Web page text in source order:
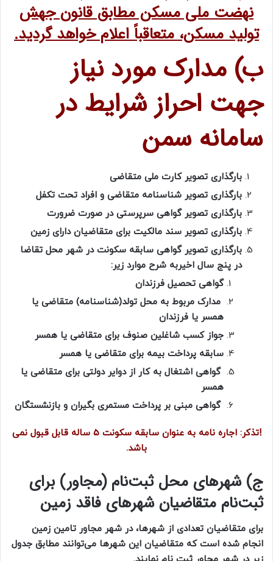
نهضت ملی مسکن مطابق قانون جهش
تولید مسکن، متعاقباً اعلام خواهد گردید.
ب) مدارک مورد نیاز
جهت احراز شرایط در
سامانه سمن
بارگذاری تصویر کارت ملی متقاضی
بارگذاری تصویر شناسنامه متقاضی و افراد تحت تکفل
بارگذاری تصویر گواهی سرپرستی در صورت ضرورت
بارگذاری تصویر سند مالکیت برای متقاضیان دارای زمین
بارگذاری تصویر گواهی سابقه سکونت در شهر محل تقاضا
در پنج سال اخیربه شرح موارد زیر:
گواهی تحصیل فرزندان
مدارک مربوط به محل تولد(شناسنامه) متقاضی یا
همسر یا فرزندان
جواز کسب شاغلین صنوف برای متقاضی یا همسر
سابقه پرداخت بیمه برای متقاضی یا همسر
گواهی اشتغال به کار از دوایر دولتی برای متقاضی یا
همسر
گواهی مبنی بر پرداخت مستمری بگیران و بازنشستگان
!تذکر: اجاره نامه به عنوان سابقه سکونت 5 ساله قابل قبول نمی
باشد.
ج) شهرهای محل ثبت‌نام (مجاور) برای
ثبت‌نام متقاضیان شهرهای فاقد زمین
برای متقاضیان تعدادی از شهرها، در شهر مجاور تامین زمین
انجام شده است که متقاضیان این شهرها می‌توانند مطابق جدول